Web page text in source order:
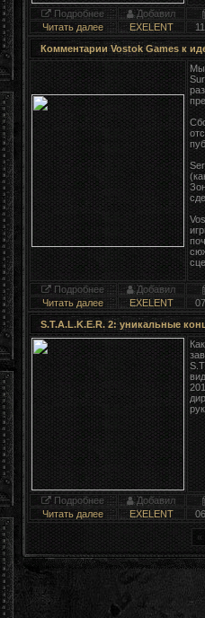
Подробнее
Добавил
Читать далее
EXELENT
Комментарии Vostok Games к
Мы
Подробнее
Добавил
Читать далее
EXELENT
S.T.A.L.K.E.R. 2: уникальные
Подробнее
Добавил
Читать далее
EXELENT
«